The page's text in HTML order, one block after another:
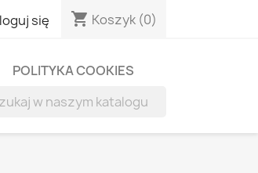
się shopping_cart Koszyk (0)
POLITYKA COOKIES